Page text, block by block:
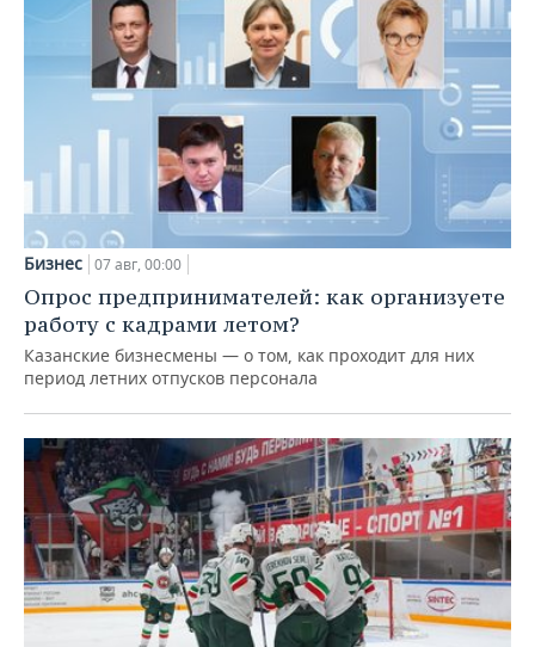
Бизнес 07 авг, 00:00
Опрос предпринимателей: как организуете
работу с кадрами летом?
Казанские бизнесмены — о том, как проходит для них
период летних отпусков персонала